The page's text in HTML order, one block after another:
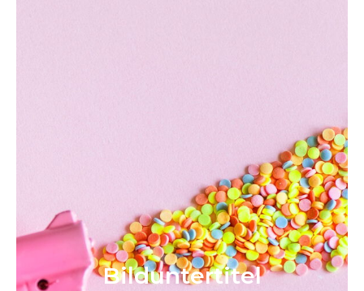
Bild­unter­titel